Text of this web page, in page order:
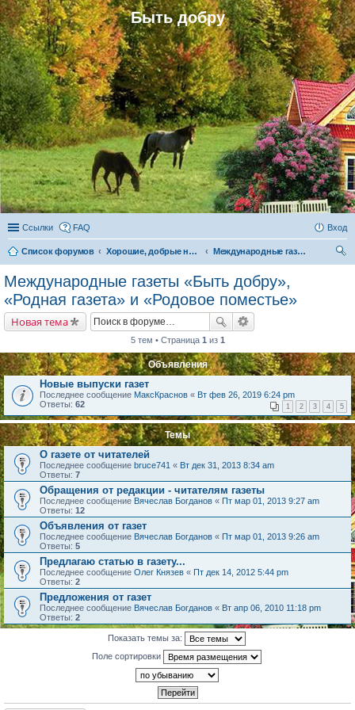
Быть добру
Ссылки FAQ Вход
Список форумов Хорошие, добрые новости и их распространение в обществе
Международные газеты «Быть добру», «Родная газета» и «Родовое поместье»
Международные газеты «Быть добру»,
«Родная газета» и «Родовое поместье»
Новая тема
5 тем • Страница 1 из 1
Объявления
Новые выпуски газет
Последнее сообщение МаксКраснов « Вт фев 26, 2019 6:24 pm
Ответы: 62 1 2 3 4 5
Темы
О газете от читателей
Последнее сообщение bruce741 « Вт дек 31, 2013 8:34 am
Ответы: 7
Обращения от редакции - читателям газеты
Последнее сообщение Вячеслав Богданов « Пт мар 01, 2013 9:27 am
Ответы: 12
Объявления от газет
Последнее сообщение Вячеслав Богданов « Пт мар 01, 2013 9:26 am
Ответы: 5
Предлагаю статью в газету...
Последнее сообщение Олег Князев « Пт дек 14, 2012 5:44 pm
Ответы: 2
Предложения от газет
Последнее сообщение Вячеслав Богданов « Вт апр 06, 2010 11:18 pm
Ответы: 2
Показать темы за:
Поле сортировки